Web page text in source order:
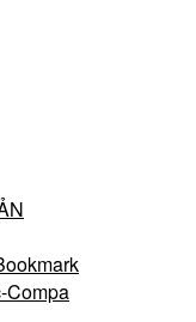
Compa